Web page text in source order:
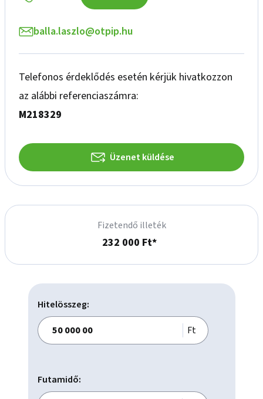
balla.laszlo@otpip.hu
Telefonos érdeklődés esetén kérjük hivatkozzon
az alábbi referenciaszámra:
M218329
Üzenet küldése
Fizetendő illeték
232 000 Ft*
Hitelösszeg:
Ft
Futamidő: